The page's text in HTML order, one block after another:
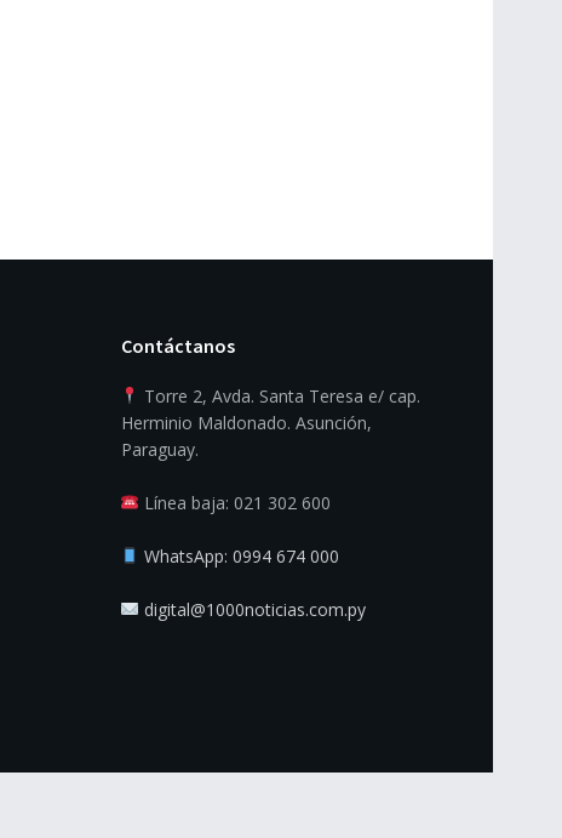
Contáctanos
Torre 2, Avda. Santa Teresa e/ cap.
Herminio Maldonado. Asunción,
Paraguay.
Línea baja: 021 302 600
WhatsApp: 0994 674 000
digital@1000noticias.com.py